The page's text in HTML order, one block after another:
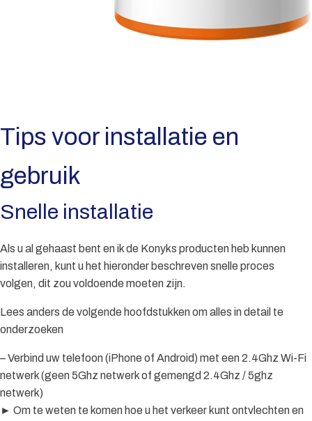
Tips voor installatie en
gebruik
Snelle installatie
Als u al gehaast bent en ik de Konyks producten heb kunnen
installeren, kunt u het hieronder beschreven snelle proces
volgen, dit zou voldoende moeten zijn.
Lees anders de volgende hoofdstukken om alles in detail te
onderzoeken
– Verbind uw telefoon (iPhone of Android) met een 2.4Ghz Wi-Fi
netwerk (geen 5Ghz netwerk of gemengd 2.4Ghz / 5ghz
netwerk)
► Om te weten te komen hoe u het verkeer kunt ontvlechten en